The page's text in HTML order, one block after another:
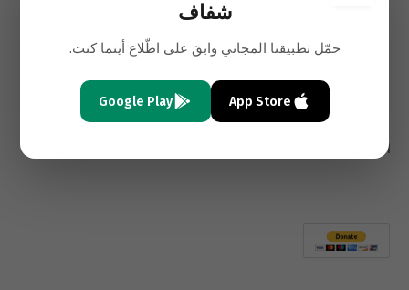
أحرار سوريا في سجن “درعا”
يعلنون إضراباً عن الطعام
مدير الإستخبارات العسكرية
الإسرائيلية: “أوقفوا ضغوطكم
على الأسد”!
التعليقات مغلقة.
شفاف
حمّل تطبيقنا المجاني وابقَ على اطّلاع أينما كنت.
App Store
Google Play